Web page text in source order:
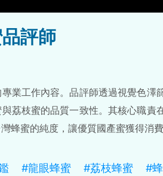
評師
業工作內容。品評師透過視覺色
荔枝蜜的品質一致性。其核心職
蜂蜜的純度，讓優質國產蜜獲得消費
#龍眼蜂蜜 #荔枝蜂蜜 #